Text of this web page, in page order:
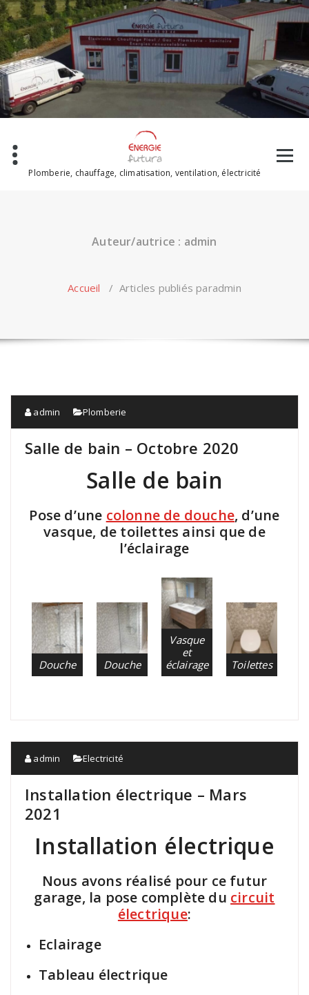
Skip
to
content
Plomberie, chauffage, climatisation, ventilation, électricité
Auteur/autrice : admin
Accueil / Articles publiés paradmin
admin Plomberie
Salle de bain – Octobre 2020
Salle de bain
Pose d’une colonne de douche, d’une
vasque, de toilettes ainsi que de
l’éclairage
Douche Douche
Vasque
et
éclairage
Toilettes
admin Electricité
Installation électrique – Mars
2021
Installation électrique
Nous avons réalisé pour ce futur
garage, la pose complète du circuit
électrique:
Eclairage
Tableau électrique